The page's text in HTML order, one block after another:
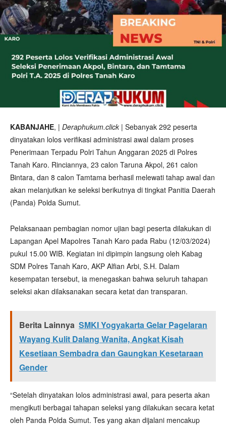
KABANJAHE, | Deraphukum.click | Sebanyak 292 peserta
dinyatakan lolos verifikasi administrasi awal dalam proses
Penerimaan Terpadu Polri Tahun Anggaran 2025 di Polres
Tanah Karo. Rinciannya, 23 calon Taruna Akpol, 261 calon
Bintara, dan 8 calon Tamtama berhasil melewati tahap awal dan
akan melanjutkan ke seleksi berikutnya di tingkat Panitia Daerah
(Panda) Polda Sumut.
Pelaksanaan pembagian nomor ujian bagi peserta dilakukan di
Lapangan Apel Mapolres Tanah Karo pada Rabu (12/03/2024)
pukul 15.00 WIB. Kegiatan ini dipimpin langsung oleh Kabag
SDM Polres Tanah Karo, AKP Alfian Arbi, S.H. Dalam
kesempatan tersebut, ia menegaskan bahwa seluruh tahapan
seleksi akan dilaksanakan secara ketat dan transparan.
Berita Lainnya SMKI Yogyakarta Gelar Pagelaran
Wayang Kulit Dalang Wanita, Angkat Kisah
Kesetiaan Sembadra dan Gaungkan Kesetaraan
Gender
“Setelah dinyatakan lolos administrasi awal, para peserta akan
mengikuti berbagai tahapan seleksi yang dilakukan secara ketat
oleh Panda Polda Sumut. Tes yang akan dijalani mencakup